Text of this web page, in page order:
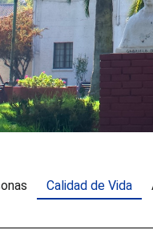
Calidad de Vida